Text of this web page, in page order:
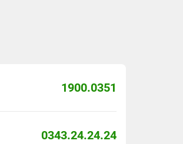
1900.0351
0343.24.24.24